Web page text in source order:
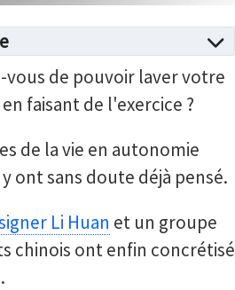
vous de pouvoir laver votre
faisant de l'exercice ?
de la vie en autonomie
ont sans doute déjà pensé.
Li Huan et un groupe
chinois ont enfin concrétisé